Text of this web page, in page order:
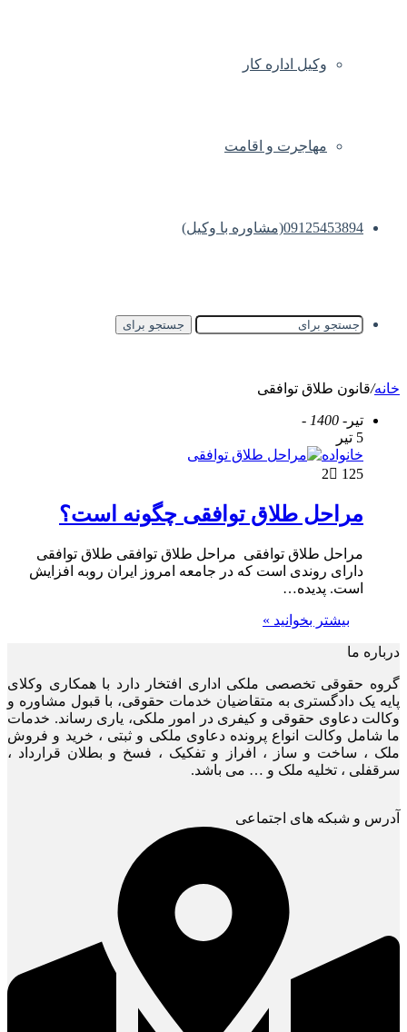
وکیل اداره کار
مهاجرت و اقامت
09125453894(مشاوره با وکیل)
جستجو برای
خانه/قانون طلاق توافقی
تیر - 1400 -
5 تیر
خانواده
2
125
مراحل طلاق توافقی چگونه است؟
مراحل طلاق توافقی مراحل طلاق توافقی طلاق توافقی
دارای روندی است که در جامعه امروز ایران روبه افزایش
است. پدیده…
بیشتر بخوانید »
درباره ما
گروه حقوقی تخصصی ملکی اداری افتخار دارد با همکاری وکلای
پایه یک دادگستری به متقاضیان خدمات حقوقی، با قبول مشاوره و
وکالت دعاوی حقوقی و کیفری در امور ملکی، یاری رساند. خدمات
ما شامل وکالت انواع پرونده دعاوی ملکی و ثبتی ، خرید و فروش
ملک ، ساخت و ساز ، افراز و تفکیک ، فسخ و بطلان قرارداد ،
سرقفلی ، تخلیه ملک و … می باشد.
آدرس و شبکه های اجتماعی